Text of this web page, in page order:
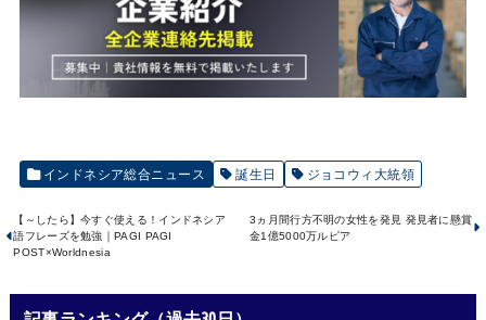
インドネシア総合ニュース 誕生日 ジョコウィ大統領
【～したら】今すぐ使える！インドネシア
語フレーズを勉強｜PAGI PAGI
POST×Worldnesia
3ヵ月間行方不明の女性を発見 発見者に懸賞
金1億5000万ルピア